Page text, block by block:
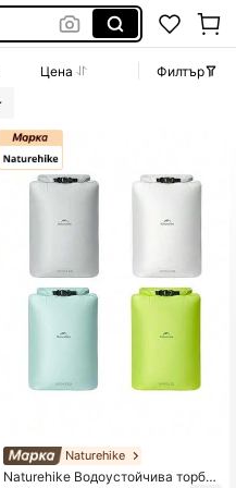
Цена
Филтър
Naturehike
Naturehike Водоустойчива торба